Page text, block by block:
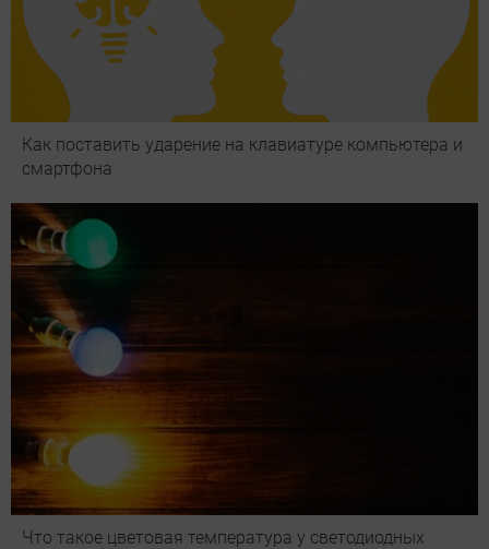
Как поставить ударение на клавиатуре компьютера и
смартфона
Что такое цветовая температура у светодиодных